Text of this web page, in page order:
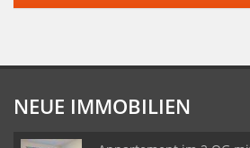
NEUE IMMOBILIEN